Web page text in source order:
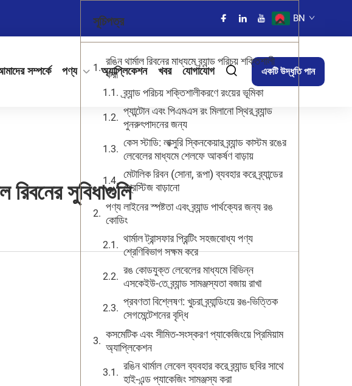
BN
সম্পর্কে পণ্য অ্যাপ্লিকেশন খবর যোগাযোগ একটি উদ্ধৃতি পান
রিবনের সুবিধাগুলি
সূচিপত্র
রঙিন থার্মাল রিবনের মাধ্যমে ব্র্যান্ড পরিচয় শক্তিশালী
করা
ব্র্যান্ড পরিচয় শক্তিশালীকরণে রংয়ের ভূমিকা
প্যান্টোন এবং পিএমএস রং মিলানো স্থির ব্র্যান্ড
পুনরুৎপাদনের জন্য
কেস স্টাডি: লাক্সুরি স্কিনকেয়ার ব্র্যান্ড কাস্টম রঙের
লেবেলের মাধ্যমে শেলফে আকর্ষণ বাড়ায়
মেটালিক রিবন (সোনা, রূপা) ব্যবহার করে ব্র্যান্ডের
প্রেস্টিজ বাড়ানো
পণ্য লাইনের স্পষ্টতা এবং ব্র্যান্ড পার্থক্যের জন্য রঙ
কোডিং
থার্মাল ট্রান্সফার প্রিন্টিং সহজবোধ্য পণ্য
শ্রেণিবিভাগ সক্ষম করে
রঙ কোডযুক্ত লেবেলের মাধ্যমে বিভিন্ন
এসকেইউ-তে ব্র্যান্ড সামঞ্জস্যতা বজায় রাখা
প্রবণতা বিশ্লেষণ: খুচরা ব্র্যান্ডিংয়ে রঙ-ভিত্তিক
সেগমেন্টেশনের বৃদ্ধি
কসমেটিক এবং সীমিত-সংস্করণ প্যাকেজিংয়ে প্রিমিয়াম
অ্যাপ্লিকেশন
রঙিন থার্মাল লেবেল ব্যবহার করে ব্র্যান্ড ছবির সাথে
হাই-এন্ড প্যাকেজিং সামঞ্জস্য করা